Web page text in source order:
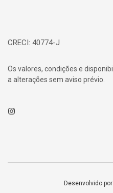
CRECI: 40774-J
Os valores, condições e
a alterações sem aviso prévio.
Instagram
Desenvolvido por